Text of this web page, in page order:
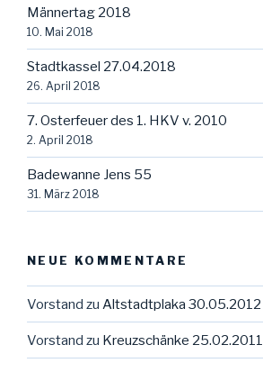
Männertag 2018
10. Mai 2018
Stadtkassel 27.04.2018
26. April 2018
7. Osterfeuer des 1. HKV v. 2010
2. April 2018
Badewanne Jens 55
31. März 2018
NEUE KOMMENTARE
Vorstand zu Altstadtplaka 30.05.2012
Vorstand zu Kreuzschänke 25.02.2011